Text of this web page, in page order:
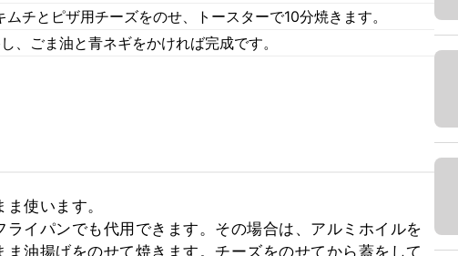
チとピザ用チーズをのせ、トースターで10分焼きます。
、ごま油と青ネギをかければ完成です。
使います。
ライパンでも代用できます。その場合は、アルミホイルを
油揚げをのせて焼きます。チーズをのせてから蓋をして